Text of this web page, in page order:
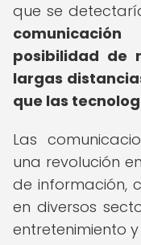
que se
posibilidad de
largas
que las
Las
una revolución
de información,
en diversos
entretenimiento